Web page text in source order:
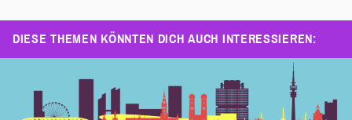
DIESE THEMEN KÖNNTEN DICH AUCH INTERESSIEREN: